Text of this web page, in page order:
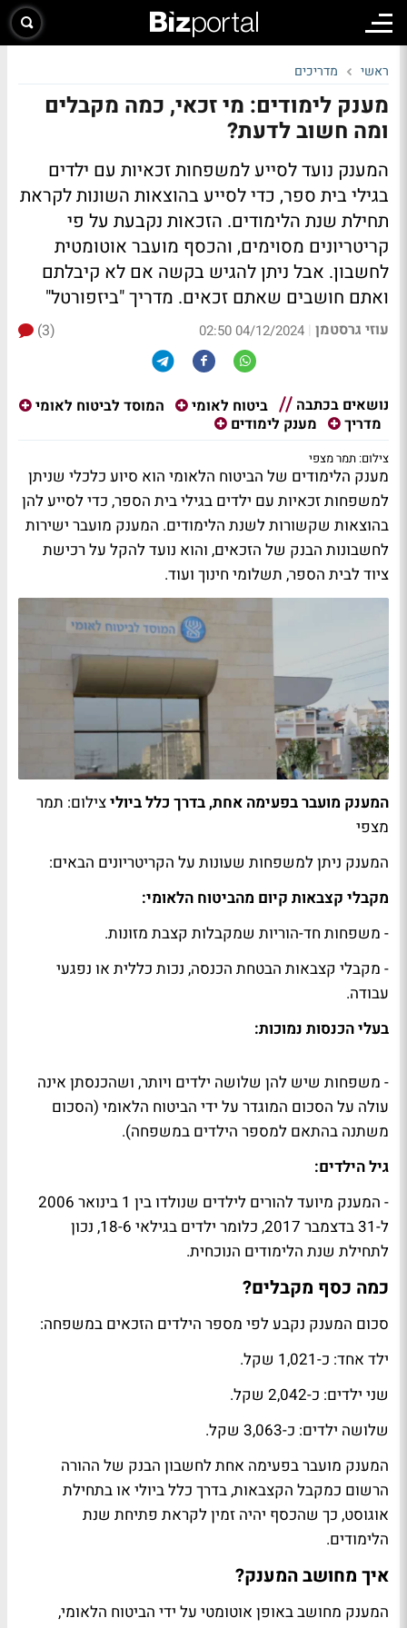
ראשי מדריכים
מענק לימודים: מי זכאי, כמה מקבלים
ומה חשוב לדעת?
המענק נועד לסייע למשפחות זכאיות עם ילדים
בגילי בית ספר, כדי לסייע בהוצאות השונות לקראת
תחילת שנת הלימודים. הזכאות נקבעת על פי
קריטריונים מסוימים, והכסף מועבר אוטומטית
לחשבון. אבל ניתן להגיש בקשה אם לא קיבלתם
ואתם חושבים שאתם זכאים. מדריך "ביזפורטל"
עוזי גרסטמן |
04/12/2024 02:50
(3)
נושאים בכתבה ביטוח לאומי
המוסד לביטוח לאומי
מדריך
מענק לימודים
צילום: תמר מצפי
מענק הלימודים של הביטוח הלאומי הוא סיוע כלכלי שניתן
למשפחות זכאיות עם ילדים בגילי בית הספר, כדי לסייע להן
בהוצאות שקשורות לשנת הלימודים. המענק מועבר ישירות
לחשבונות הבנק של הזכאים, והוא נועד להקל על רכישת
ציוד לבית הספר, תשלומי חינוך ועוד.
המענק מועבר בפעימה אחת, בדרך כלל ביוליצילום: תמר
מצפי
המענק ניתן למשפחות שעונות על הקריטריונים הבאים:
מקבלי קצבאות קיום מהביטוח הלאומי:
- משפחות חד-הוריות שמקבלות קצבת מזונות.
- מקבלי קצבאות הבטחת הכנסה, נכות כללית או נפגעי
עבודה.
בעלי הכנסות נמוכות:
- משפחות שיש להן שלושה ילדים ויותר, ושהכנסתן אינה
עולה על הסכום המוגדר על ידי הביטוח הלאומי (הסכום
משתנה בהתאם למספר הילדים במשפחה).
גיל הילדים:
- המענק מיועד להורים לילדים שנולדו בין 1 בינואר 2006
ל-31 בדצמבר 2017, כלומר ילדים בגילאי 18-6, נכון
לתחילת שנת הלימודים הנוכחית.
כמה כסף מקבלים?
סכום המענק נקבע לפי מספר הילדים הזכאים במשפחה:
ילד אחד: כ-1,021 שקל.
שני ילדים: כ-2,042 שקל.
שלושה ילדים: כ-3,063 שקל.
המענק מועבר בפעימה אחת לחשבון הבנק של ההורה
הרשום כמקבל הקצבאות, בדרך כלל ביולי או בתחילת
אוגוסט, כך שהכסף יהיה זמין לקראת פתיחת שנת
הלימודים.
איך מחושב המענק?
המענק מחושב באופן אוטומטי על ידי הביטוח הלאומי,